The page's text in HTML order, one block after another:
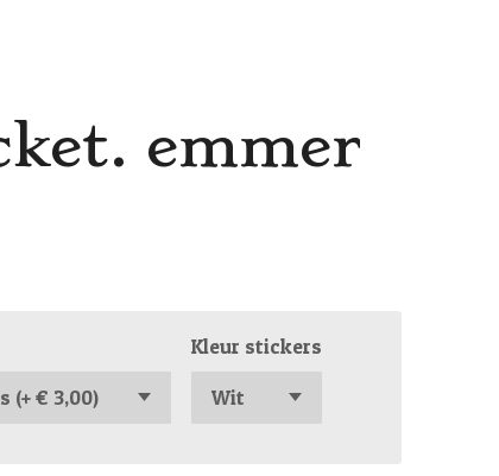
emmer
Kleur stickers